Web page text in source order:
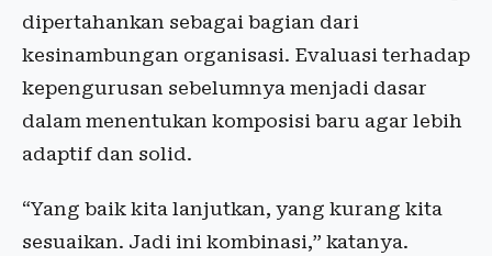
dipertahankan sebagai bagian dari
kesinambungan organisasi. Evaluasi terhadap
kepengurusan sebelumnya menjadi dasar
dalam menentukan komposisi baru agar lebih
adaptif dan solid.
“Yang baik kita lanjutkan, yang kurang kita
sesuaikan. Jadi ini kombinasi,” katanya.